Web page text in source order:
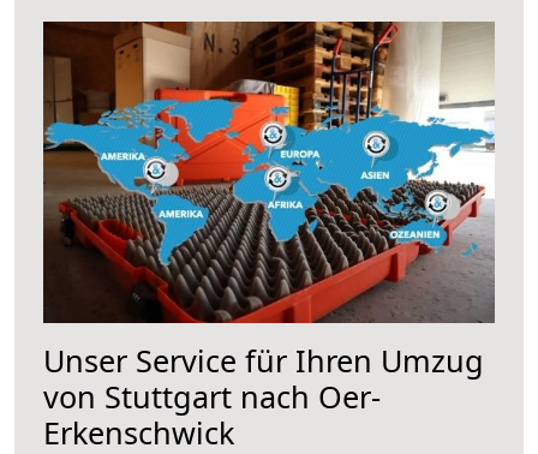
Unser Service für Ihren Umzug
von Stuttgart nach Oer-
Erkenschwick